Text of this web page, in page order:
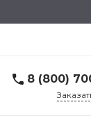
8 (800)